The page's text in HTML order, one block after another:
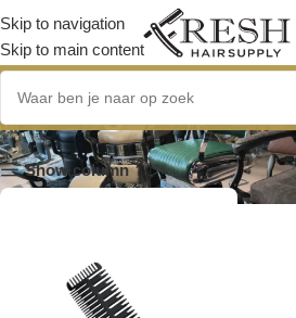
Skip to navigation
Skip to main content
2-delige kamset
Show column